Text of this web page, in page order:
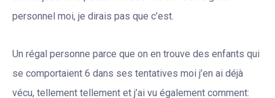
personnel moi, je dirais pas que c’est.
Un régal personne parce que on en trouve des enfants qui
se comportaient 6 dans ses tentatives moi j’en ai déjà
vécu, tellement tellement et j’ai vu également comment: